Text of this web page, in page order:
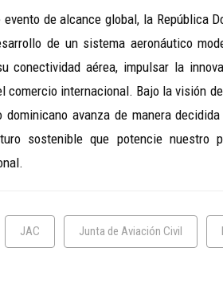
de alcance global, la República
de un sistema aeronáutico
conectividad aérea, impulsar la
comercio internacional. Bajo la visión
dominicano avanza de manera
sostenible que potencie nuestro
JAC Junta de Aviación Civil